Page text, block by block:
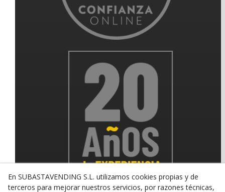
En SUBASTAVENDING S.L. utilizamos cookies propias y de
terceros para mejorar nuestros servicios, por razones técnicas,